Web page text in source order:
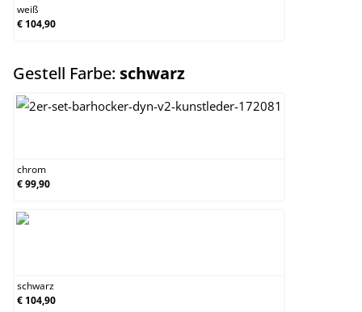
weiß
€ 104,90
Gestell Farbe: schwarzauswählen
chrom
€ 99,90
schwarz
€ 104,90